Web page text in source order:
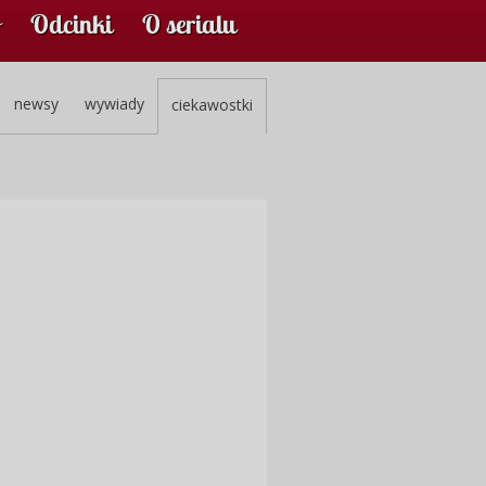
Odcinki O serialu
ciekawostki
wywiady
newsy